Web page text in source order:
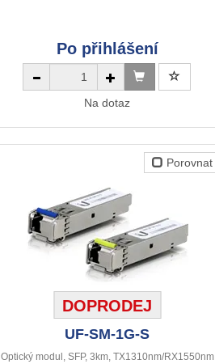
Po přihlášení
Na dotaz
Porovnat
DOPRODEJ
UF-SM-1G-S
Optický modul, SFP, 3km, TX1310nm/RX1550nm